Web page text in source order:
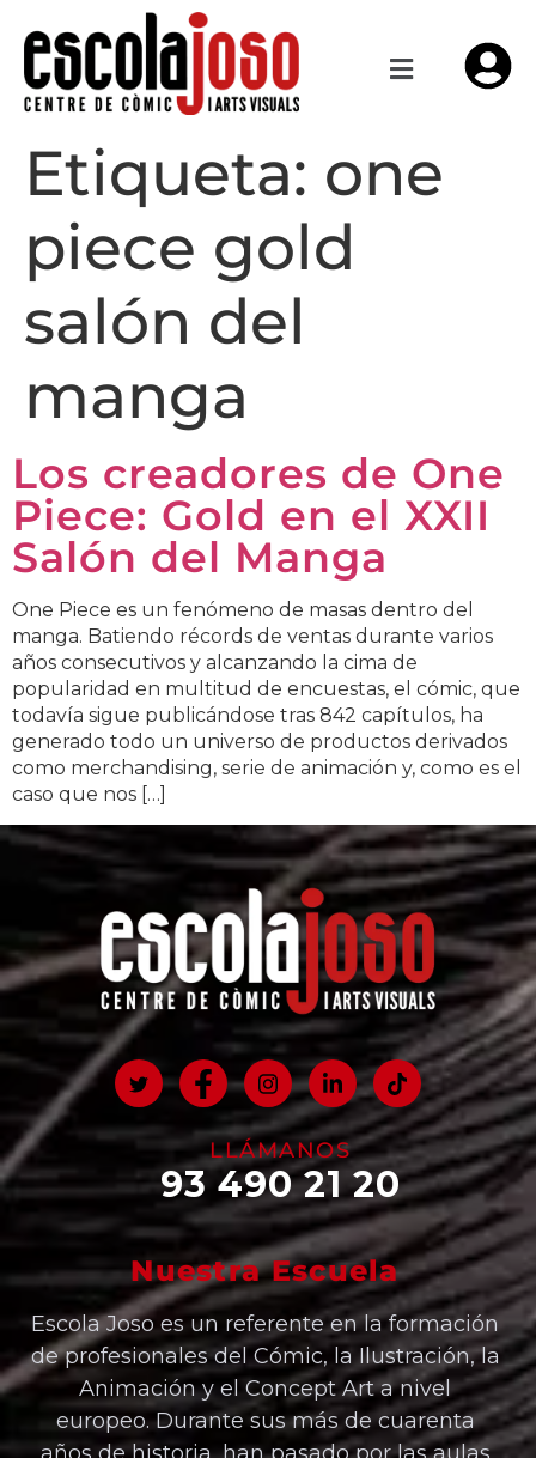
Etiqueta: one
piece gold
salón del
manga
Los creadores de One
Piece: Gold en el XXII
Salón del Manga
One Piece es un fenómeno de masas dentro del
manga. Batiendo récords de ventas durante varios
años consecutivos y alcanzando la cima de
popularidad en multitud de encuestas, el cómic, que
todavía sigue publicándose tras 842 capítulos, ha
generado todo un universo de productos derivados
como merchandising, serie de animación y, como es el
caso que nos […]
LLÁMANOS
93 490 21 20
Nuestra Escuela
Escola Joso es un referente en la formación
de profesionales del Cómic, la Ilustración, la
Animación y el Concept Art a nivel
europeo. Durante sus más de cuarenta